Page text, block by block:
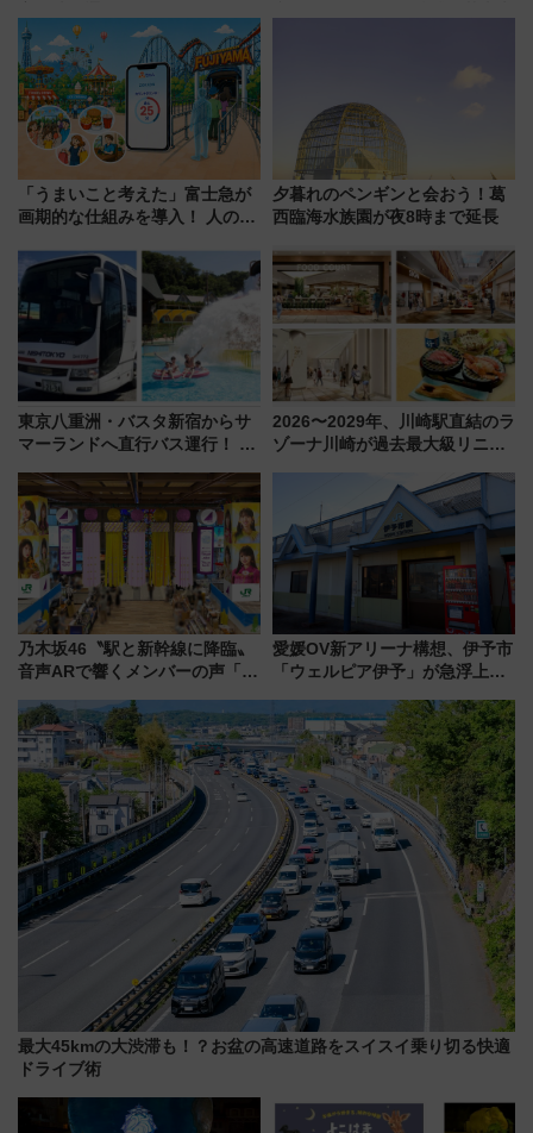
ト 参加方法や体験内容を紹介
「うまいこと考えた」富士急が
画期的な仕組みを導入！ 人のか
ん」始動
夕暮れのペンギンと会おう！葛
西臨海水族園が夜8時まで延長
東京八重洲・バスタ新宿からサ
マーランドへ直行バス運行！ お
推し活を楽しもう！（2026年
8/1～31）
2026〜2029年、川崎駅直結のラ
ゾーナ川崎が過去最大級リニュ
「いつから何が変わるか」徹底
解説！
乃木坂46〝駅と新幹線に降臨〟
音声ARで響くメンバーの声「真
愛媛OV新アリーナ構想、伊予市
「ウェルピア伊予」が急浮上！
で探る鉄道アクセスの未来
最大45kmの大渋滞も！？お盆の高速道路をスイスイ乗り切る快適
ドライブ術